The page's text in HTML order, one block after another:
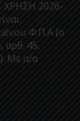
ΧΡΗΣΗ 2026-
Φ.Π.Α (ο
αρθ. 45,
Με α/α